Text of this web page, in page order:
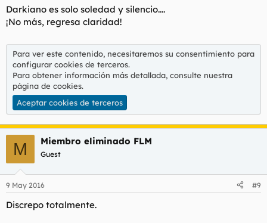
Darkiano es solo soledad y silencio....
¡No más, regresa claridad!
Para ver este contenido, necesitaremos su consentimiento para
configurar cookies de terceros.
Para obtener información más detallada, consulte nuestra
página de cookies.
Aceptar cookies de terceros
M Miembro eliminado FLM
Guest
9 May 2016 #9
Discrepo totalmente.